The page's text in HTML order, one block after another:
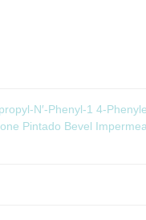
N′-Phenyl-1 4-
Pintado Bevel